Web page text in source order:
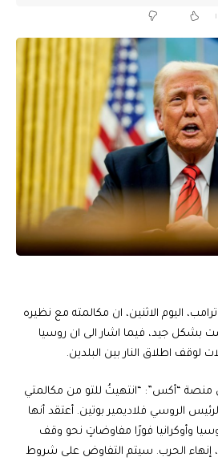
اليوم الاثنين، ان مكالمته مع نظيره
بشكل جيد، فيما اشار الى ان روسيا
لوقف اطلاق النار بين البلدين.
منصة “أكس”: “انتهيتُ للتو من مكالمتي
الروسي فلاديمير بوتين. أعتقد أنها
وأوكرانيا فورًا مفاوضاتٍ نحو وقف
إنهاء الحرب. سيتم التفاوض على شروط